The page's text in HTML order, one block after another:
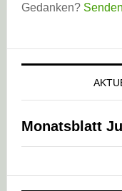
Gedanken?
Monatsblatt